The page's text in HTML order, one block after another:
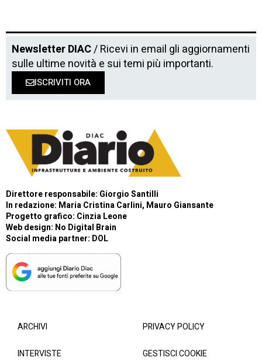
Newsletter DIAC/ Ricevi in email gli aggiornamenti
sulle ultime novità e sui temi più importanti.
ISCRIVITI ORA
Direttore responsabile: Giorgio Santilli
In redazione: Maria Cristina Carlini, Mauro Giansante
Progetto grafico: Cinzia Leone
Web design: No Digital Brain
Social media partner: DOL
ARCHIVI
INTERVISTE
PRIVACY POLICY
GESTISCI COOKIE